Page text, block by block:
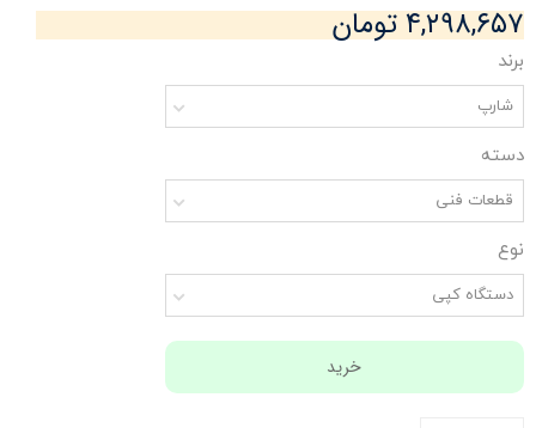
۴,۲۹۸,۶۵۷ تومان
برند
شارپ
دسته
قطعات فنی
نوع
دستگاه کپی
خرید